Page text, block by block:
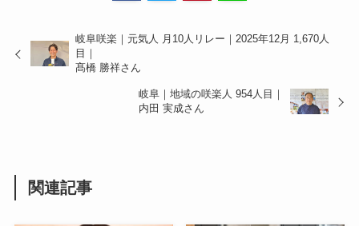
岐阜咲楽｜元気人 月10人リレー｜2025年12月 1,670人
目｜
髙橋 勝祥さん
岐阜｜地域の咲楽人 954人目｜
内田 実成さん
関連記事